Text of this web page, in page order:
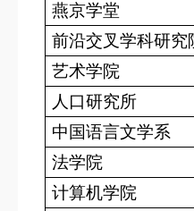
燕京学堂
前沿交叉学科研究
艺术学院
人口研究所
中国语言文学系
法学院
计算机学院